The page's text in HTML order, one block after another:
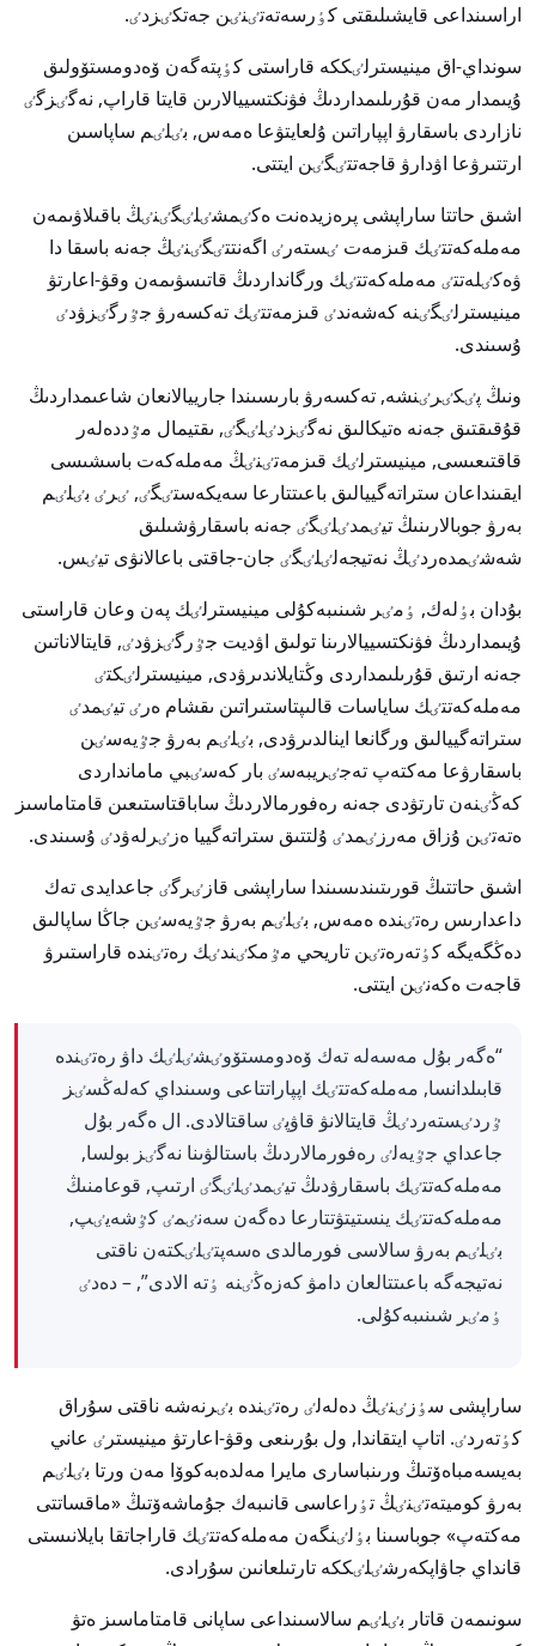
اراسىنداعى قايشىلىقتى كٶرسەتەتٸنٸن جەتكٸزدٸ.
سونداي-اق مينيسترلٸككە قاراستى كٶپتەگەن ۆەدومستۆولىق
ۇيىمدار مەن قۇرىلىمداردىڭ فۋنكتسييالارىن قايتا قاراپ, نەگٸزگٸ
نازاردى باسقارۋ اپپاراتىن ۇلعايتۋعا ەمەس, بٸلٸم ساپاسىن
ارتتىرۋعا اۋدارۋ قاجەتتٸگٸن ايتتى.
اشىق حاتتا ساراپشى پرەزيدەنت ەكٸمشٸلٸگٸنٸڭ باقىلاۋىمەن
مەملەكەتتٸك قىزمەت ٸستەرٸ اگەنتتٸگٸنٸڭ جەنە باسقا دا
ۋەكٸلەتتٸ مەملەكەتتٸك ورگانداردىڭ قاتىسۋىمەن وقۋ-اعارتۋ
مينيسترلٸگٸنە كەشەندٸ قىزمەتتٸك تەكسەرۋ جٷرگٸزۋدٸ
ۇسىندى.
ونىڭ پٸكٸرٸنشە, تەكسەرۋ بارىسىندا جارييالانعان شاعىمداردىڭ
قۇقىقتىق جەنە ەتيكالىق نەگٸزدٸلٸگٸ, ىقتيمال مٷددەلەر
قاقتىعىسى, مينيسترلٸك قىزمەتٸنٸڭ مەملەكەت باسشىسى
ايقىنداعان ستراتەگييالىق باعىتتارعا سەيكەستٸگٸ, ٸرٸ بٸلٸم
بەرۋ جوبالارىنىڭ تيٸمدٸلٸگٸ جەنە باسقارۋشىلىق
شەشٸمدەردٸڭ نەتيجەلٸلٸگٸ جان-جاقتى باعالانۋى تيٸس.
بۇدان بٶلەك, ٶمٸر شىنىبەكۇلى مينيسترلٸك پەن وعان قاراستى
ۇيىمداردىڭ فۋنكتسييالارىنا تولىق اۋديت جٷرگٸزۋدٸ, قايتالاناتىن
جەنە ارتىق قۇرىلىمداردى وڭتايلاندىرۋدى, مينيسترلٸكتٸ
مەملەكەتتٸك ساياسات قالىپتاستىراتىن ىقشام ەرٸ تيٸمدٸ
ستراتەگييالىق ورگانعا اينالدىرۋدى, بٸلٸم بەرۋ جٷيەسٸن
باسقارۋعا مەكتەپ تەجٸريبەسٸ بار كەسٸبي مامانداردى
كەڭٸنەن تارتۋدى جەنە رەفورمالاردىڭ ساباقتاستىعىن قامتاماسىز
ەتەتٸن ۇزاق مەرزٸمدٸ ۇلتتىق ستراتەگييا ەزٸرلەۋدٸ ۇسىندى.
اشىق حاتتىڭ قورىتىندىسىندا ساراپشى قازٸرگٸ جاعدايدى تەك
داعدارىس رەتٸندە ەمەس, بٸلٸم بەرۋ جٷيەسٸن جاڭا ساپالىق
دەڭگەيگە كٶتەرەتٸن تاريحي مٷمكٸندٸك رەتٸندە قاراستىرۋ
قاجەت ەكەنٸن ايتتى.
“ەگەر بۇل مەسەلە تەك ۆەدومستۆوٸشٸلٸك داۋ رەتٸندە
قابىلدانسا, مەملەكەتتٸك اپپاراتتاعى وسىنداي كەلەڭسٸز
ٷردٸستەردٸڭ قايتالانۋ قاۋپٸ ساقتالادى. ال ەگەر بۇل
جاعداي جٷيەلٸ رەفورمالاردىڭ باستالۋىنا نەگٸز بولسا,
مەملەكەتتٸك باسقارۋدىڭ تيٸمدٸلٸگٸ ارتىپ, قوعامنىڭ
مەملەكەتتٸك ينستيتۋتتارعا دەگەن سەنٸمٸ كٷشەيٸپ,
بٸلٸم بەرۋ سالاسى فورمالدى ەسەپتٸلٸكتەن ناقتى
نەتيجەگە باعىتتالعان دامۋ كەزەڭٸنە ٶتە الادى”, – دەدٸ
ٶمٸر شىنىبەكۇلى.
ساراپشى سٶزٸنٸڭ دەلەلٸ رەتٸندە بٸرنەشە ناقتى سۇراق
كٶتەردٸ. اتاپ ايتقاندا, ول بۇرىنعى وقۋ-اعارتۋ مينيسترٸ عاني
بەيسەمباەۆتىڭ ورىنباسارى مايرا مەلدەبەكوۆا مەن ورتا بٸلٸم
بەرۋ كوميتەتٸنٸڭ تٶراعاسى قانىبەك جۇماشەۆتىڭ «ماقساتتى
مەكتەپ» جوباسىنا بٶلٸنگەن مەملەكەتتٸك قاراجاتقا بايلانىستى
قانداي جاۋاپكەرشٸلٸككە تارتىلعانىن سۇرادى.
سونىمەن قاتار بٸلٸم سالاسىنداعى ساپانى قامتاماسىز ەتۋ